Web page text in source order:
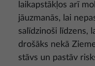
laikapstākļos arī
jāuzmanās, lai
salīdzinoši līdzens,
drošāks nekā
stāvs un pastāv